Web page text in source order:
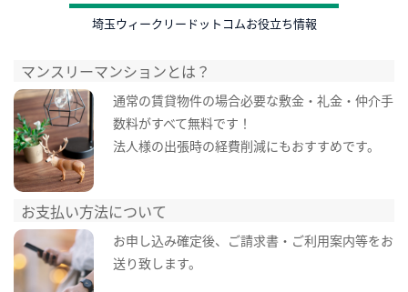
埼玉ウィークリードットコムお役立ち情報
マンスリーマンションとは？
通常の賃貸物件の場合必要な敷金・礼金・仲介手
数料がすべて無料です！
法人様の出張時の経費削減にもおすすめです。
お支払い方法について
お申し込み確定後、ご請求書・ご利用案内等をお
送り致します。